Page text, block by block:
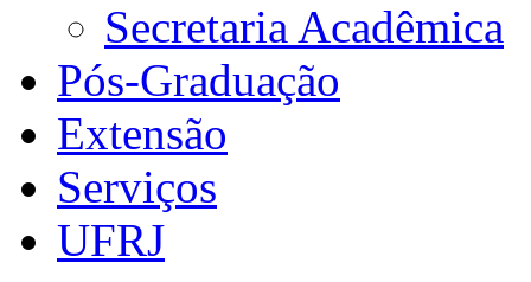
Secretaria Acadêmica
Pós-Graduação
Extensão
Serviços
UFRJ